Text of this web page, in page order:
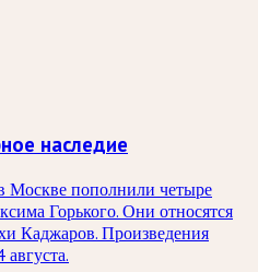
наследие
Москве пополнили четыре
Горького. Они относятся
Каджаров. Произведения